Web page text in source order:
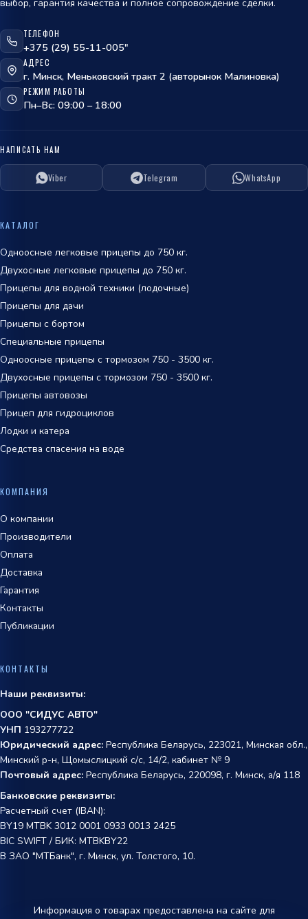
обработки персональных данных
ОТПРАВИТЬ
выбор, гарантия качества и полное сопровождение сделки.
ТЕЛЕФОН
+375 (29) 55-11-005"
АДРЕС
г. Минск, Меньковский тракт 2 (авторынок Малиновка)
РЕЖИМ РАБОТЫ
Пн–Вс: 09:00 – 18:00
НАПИСАТЬ НАМ
Viber Telegram WhatsApp
КАТАЛОГ
Одноосные легковые прицепы до 750 кг.
Двухосные легковые прицепы до 750 кг.
Прицепы для водной техники (лодочные)
Прицепы для дачи
Прицепы с бортом
Специальные прицепы
Одноосные прицепы с тормозом 750 - 3500 кг.
Двухосные прицепы с тормозом 750 - 3500 кг.
Прицепы автовозы
Прицеп для гидроциклов
Лодки и катера
Средства спасения на воде
КОМПАНИЯ
О компании
Производители
Оплата
Доставка
Гарантия
Контакты
Публикации
КОНТАКТЫ
Наши реквизиты:
ООО "СИДУС АВТО"
УНП 193277722
Юридический адрес: Республика Беларусь, 223021, Минская обл.,
Минский р-н, Щомыслицкий с/с, 14/2, кабинет № 9
Почтовый адрес: Республика Беларусь, 220098, г. Минск, а/я 118
Банковские реквизиты:
Расчетный счет (IBAN):
BY19 MTBK 3012 0001 0933 0013 2425
BIC SWIFT / БИК: MTBKBY22
В ЗАО "МТБанк", г. Минск, ул. Толстого, 10.
Информация о товарах предоставлена на сайте для